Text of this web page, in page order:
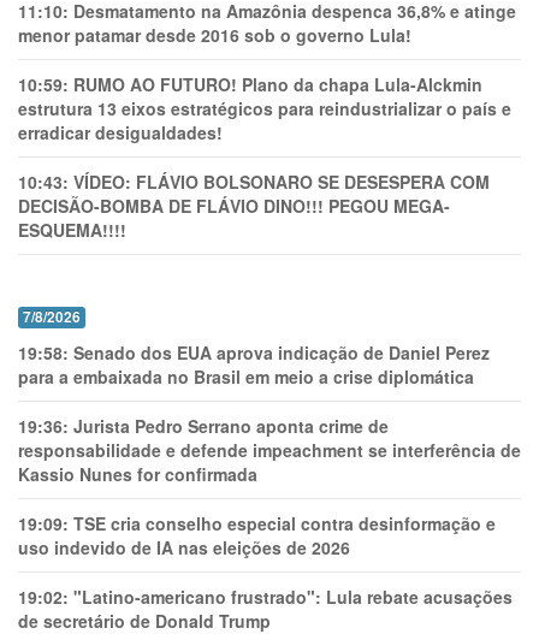
11:10: Desmatamento na Amazônia despenca 36,8% e atinge
menor patamar desde 2016 sob o governo Lula!
10:59: RUMO AO FUTURO! Plano da chapa Lula-Alckmin
estrutura 13 eixos estratégicos para reindustrializar o país e
erradicar desigualdades!
10:43: VÍDEO: FLÁVIO BOLSONARO SE DESESPERA COM
DECISÃO-BOMBA DE FLÁVIO DINO!!! PEGOU MEGA-
ESQUEMA!!!!
7/8/2026
19:58: Senado dos EUA aprova indicação de Daniel Perez
para a embaixada no Brasil em meio a crise diplomática
19:36: Jurista Pedro Serrano aponta crime de
responsabilidade e defende impeachment se interferência de
Kassio Nunes for confirmada
19:09: TSE cria conselho especial contra desinformação e
uso indevido de IA nas eleições de 2026
19:02: "Latino-americano frustrado": Lula rebate acusações
de secretário de Donald Trump